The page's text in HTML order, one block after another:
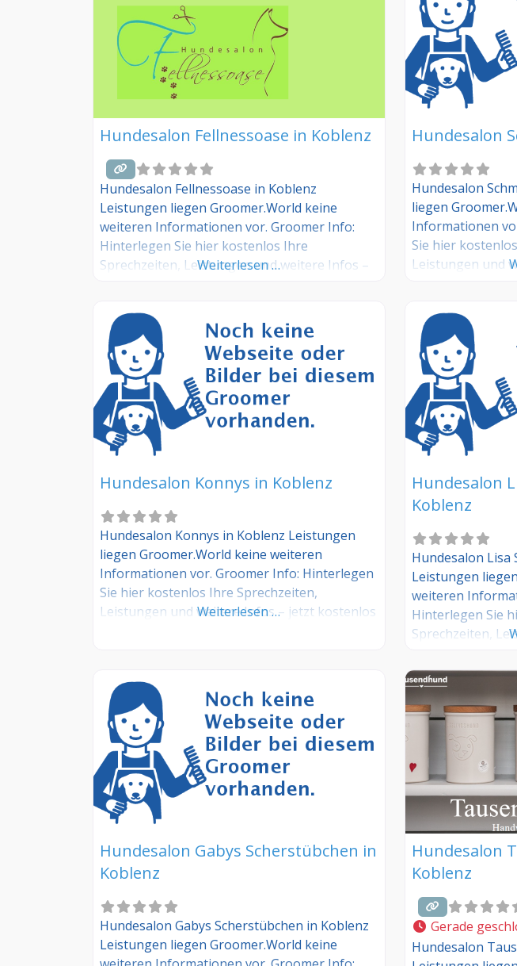
Hundesalon Fellnessoase in Koblenz
Hundesalon Fellnessoase in Koblenz
Leistungen liegen Groomer.World keine
weiteren Informationen vor. Groomer Info:
Hinterlegen Sie hier kostenlos Ihre
Sprechzeiten, Leistungen und weitere Infos –
Erfahrungen über die Kommentarfunktion
unten mit anderen Hundebesitzer/innen!
Weiterlesen …
Hundesalon
Hundesalon
liegen
Informationen
Sie hier
Leistungen und
Erfahrungen
unten mit
Hundesalon Konnys in Koblenz
Hundesalon Konnys in Koblenz Leistungen
liegen Groomer.World keine weiteren
Informationen vor. Groomer Info: Hinterlegen
Sie hier kostenlos Ihre Sprechzeiten,
Leistungen und weitere Infos – jetzt kostenlos
unten mit anderen Hundebesitzer/innen!
Weiterlesen …
Hundesalon
Koblenz
Hundesalon Lisa
Leistungen
weiteren
Hinterlegen Sie
Sprechzeiten,
dieses
Erfahrungen
unten mit
Hundesalon Gabys Scherstübchen in
Koblenz
Hundesalon Gabys Scherstübchen in Koblenz
Leistungen liegen Groomer.World keine
Hundesalon
Koblenz
Gerade
Hundesalon